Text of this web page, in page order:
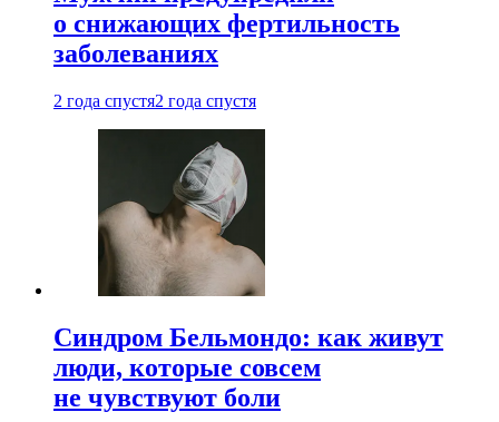
о снижающих фертильность
заболеваниях
2 года спустя2 года спустя
Синдром Бельмондо: как живут
люди, которые совсем
не чувствуют боли